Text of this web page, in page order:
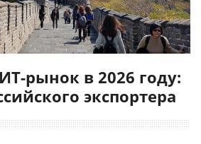
рынок в 2026 году:
экспортера